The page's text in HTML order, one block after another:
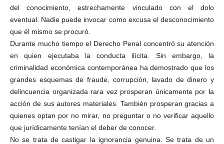
del conocimiento, estrechamente vinculado con el dolo
eventual. Nadie puede invocar como excusa el desconocimiento
que él mismo se procuró.
Durante mucho tiempo el Derecho Penal concentró su atención
en quien ejecutaba la conducta ilícita. Sin embargo, la
criminalidad económica contemporánea ha demostrado que los
grandes esquemas de fraude, corrupción, lavado de dinero y
delincuencia organizada rara vez prosperan únicamente por la
acción de sus autores materiales. También prosperan gracias a
quienes optan por no mirar, no preguntar o no verificar aquello
que jurídicamente tenían el deber de conocer.
No se trata de castigar la ignorancia genuina. Se trata de un